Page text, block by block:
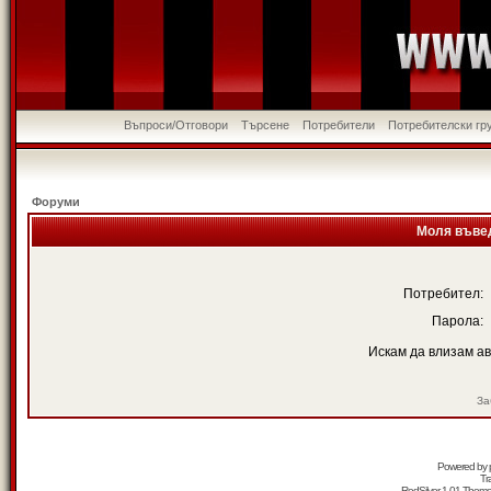
Въпроси/Отговори Търсене Потребители Потребителски
Форуми
Моля
Потребител:
Парола:
Искам да влизам
Powered by